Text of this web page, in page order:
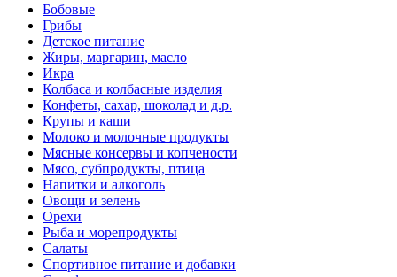
Бобовые
Грибы
Детское питание
Жиры, маргарин, масло
Икра
Колбаса и колбасные изделия
Конфеты, сахар, шоколад и д.р.
Крупы и каши
Молоко и молочные продукты
Мясные консервы и копчености
Мясо, субпродукты, птица
Напитки и алкоголь
Овощи и зелень
Орехи
Рыба и морепродукты
Салаты
Спортивное питание и добавки